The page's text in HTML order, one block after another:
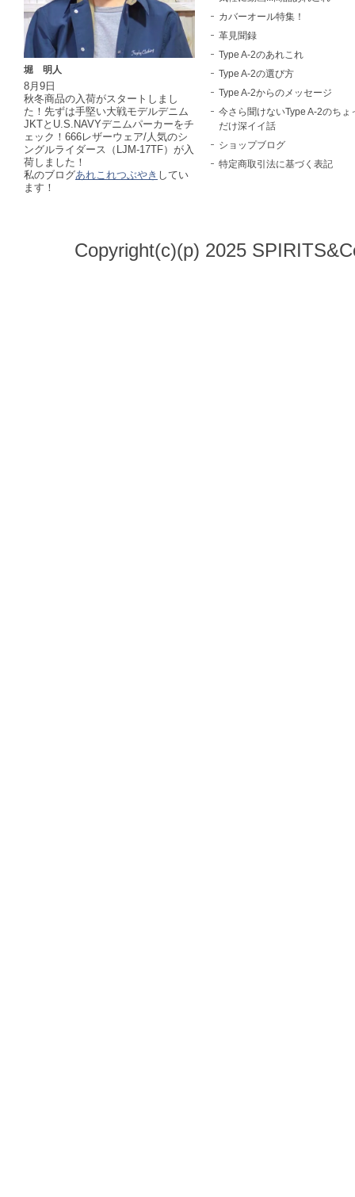
堀 明人
8月9日
秋冬商品の入荷がスタートしまし
た！先ずは手堅い大戦モデルデニム
JKTとU.S.NAVYデニムパーカーをチ
ェック！666レザーウェア/人気のシ
ングルライダース（LJM-17TF）が入
荷しました！
私のブログあれこれつぶやき してい
ます！
カバーオール特集！
革見聞録
Type A-2のあれこれ
Type A-2の選び方
Type A-2からのメッセージ
今さら聞けないType A-2のちょ
だけ深イイ話
ショップブログ
特定商取引法に基づく表記
Copyright(c)(p) 2025